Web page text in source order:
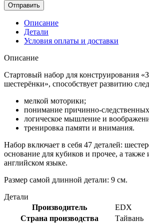
Отправить
Описание
Детали
Условия оплаты и доставки
Описание
Стартовый набор для конструирования
шестерёнки», способствует развитию
мелкой моторики;
понимание причинно-следственных
логическое мышление и
тренировка памяти и внимания.
Набор включает в себя 47 деталей:
основание для кубиков и прочее, а
английском языке.
Размер самой длинной детали: 9 см.
Детали
Производитель
EDX
Страна производства
Тайвань